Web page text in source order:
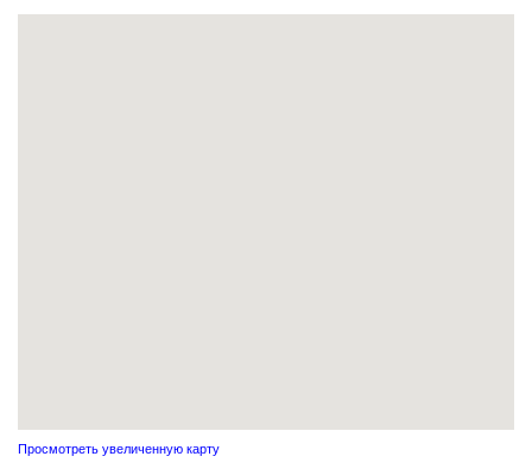
Просмотреть увеличенную карту